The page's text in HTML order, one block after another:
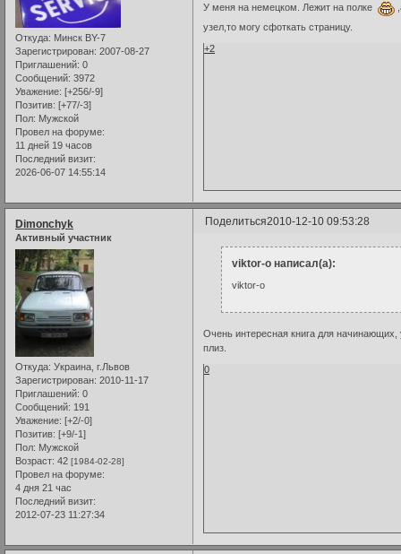
Откуда: Минск BY-7
Зарегистрирован: 2007-08-27
Приглашений: 0
Сообщений: 3972
Уважение: [+256/-9]
Позитив: [+77/-3]
Пол: Мужской
Провел на форуме:
11 дней 19 часов
Последний визит:
2026-06-07 14:55:14
У меня на немецком. Лежит на полке
узел,то могу сфоткать страницу.
+2
Поделиться2010-12-10 09:53:28
Dimonchyk
Активный участник
Откуда: Украина, г.Львов
Зарегистрирован: 2010-11-17
Приглашений: 0
Сообщений: 191
Уважение: [+2/-0]
Позитив: [+9/-1]
Пол: Мужской
Возраст: 42 [1984-02-28]
Провел на форуме:
4 дня 21 час
Последний визит:
2012-07-23 11:27:34
viktor-o написал(а):
viktor-o
Очень интересная книга для
плиз.
0